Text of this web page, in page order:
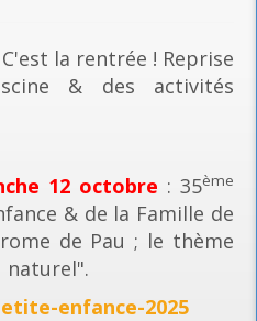
la rentrée ! Reprise
& des activités
12 octobre : 35ème
& de la Famille de
de Pau ; le thème
naturel".
enfance-2025